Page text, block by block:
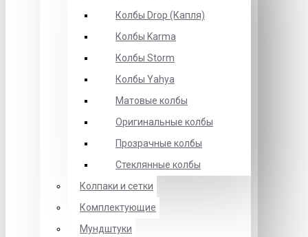
Колбы Drop (Капля)
Колбы Karma
Колбы Storm
Колбы Yahya
Матовые колбы
Оригинальные колбы
Прозрачные колбы
Стеклянные колбы
Колпаки и сетки
Комплектующие
Мундштуки